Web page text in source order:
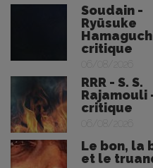
Soudain -
Ryūsuke
critique
06/08/2026
RRR - S. S.
Rajamouli
critique
06/08/2026
Le bon, la
et le